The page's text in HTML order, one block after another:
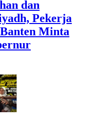
dan
Pekerja
Minta